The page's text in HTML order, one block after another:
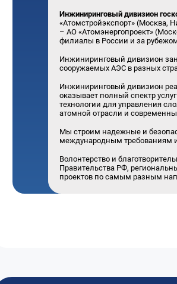
Инжиниринговый дивизион
«Атомстройэкспорт» (Москва,
– АО «Атомэнергопроект»
филиалы в России и за
Инжиниринговый дивизион
сооружаемых АЭС в разных
Инжиниринговый дивизион
оказывает полный спектр
технологии для управления
атомной отрасли и
Мы строим надежные и
международным требованиям
Волонтерство и
Правительства РФ,
проектов по самым разным